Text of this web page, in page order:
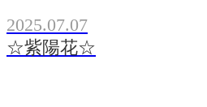
2025.07.07
☆紫陽花☆